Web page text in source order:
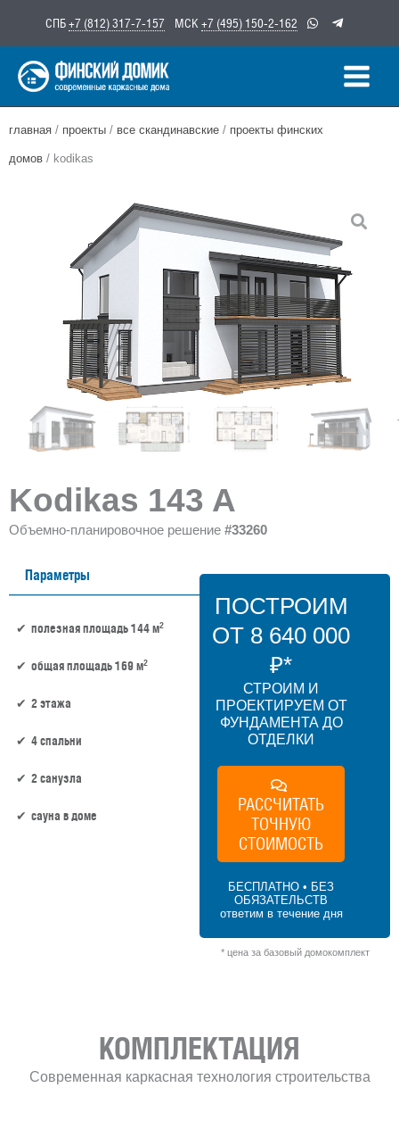
содержимому
СПБ+7 (812) 317-7-157 МСК +7 (495) 150-2-162
главная / проекты / все скандинавские / проекты финских
домов / kodikas
Kodikas 143 A
Объемно-планировочное решение #33260
Параметры
полезная площадь 144 м2
общая площадь 169 м2
2 этажа
4 спальни
2 санузла
сауна в доме
ПОСТРОИМ
ОТ 8 640 000
₽*
СТРОИМ И
ПРОЕКТИРУЕМ ОТ
ФУНДАМЕНТА ДО
ОТДЕЛКИ
РАССЧИТАТЬ
ТОЧНУЮ
СТОИМОСТЬ
БЕСПЛАТНО • БЕЗ
ОБЯЗАТЕЛЬСТВ
ответим в течение дня
* цена за базовый домокомплект
КОМПЛЕКТАЦИЯ
Современная каркасная технология строительства